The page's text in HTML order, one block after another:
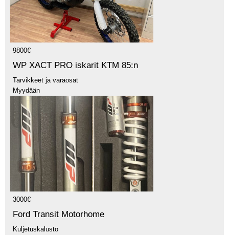
9800€
WP XACT PRO iskarit KTM 85:n
Tarvikkeet ja varaosat
Myydään
3000€
Ford Transit Motorhome
Kuljetuskalusto